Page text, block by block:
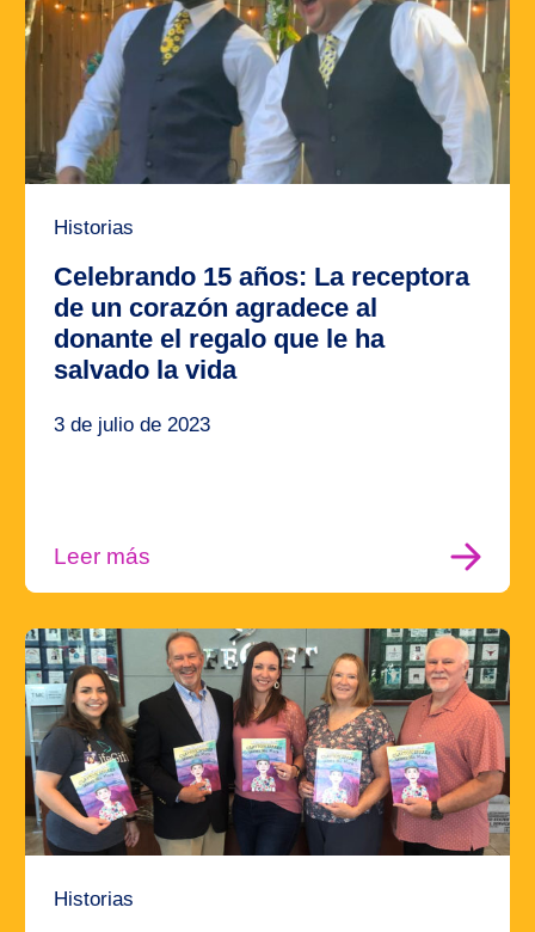
Historias
Celebrando 15 años: La receptora
de un corazón agradece al
donante el regalo que le ha
salvado la vida
3 de julio de 2023
Leer más
Historias